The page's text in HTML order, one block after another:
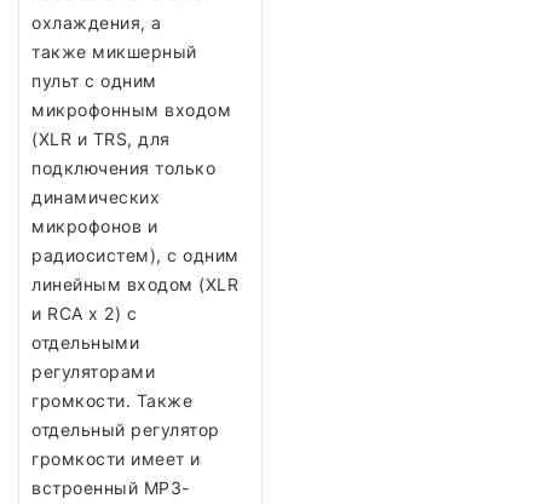
охлаждения, а
также микшерный
пульт с одним
микрофонным входом
(XLR и TRS, для
подключения только
динамических
микрофонов и
радиосистем), с одним
линейным входом (XLR
и RCA x 2) с
отдельными
регуляторами
громкости. Также
отдельный регулятор
громкости имеет и
встроенный MP3-